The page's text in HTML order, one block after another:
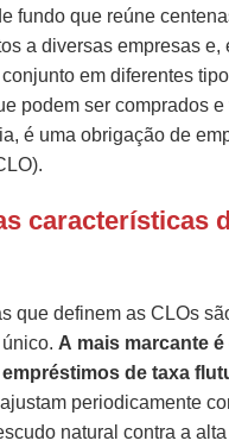
fundo que reúne
a diversas empresas e,
em diferentes
podem ser comprados
é uma obrigação de
características
que definem as CLOs
A mais marcante
de taxa
periodicamente
natural contra a